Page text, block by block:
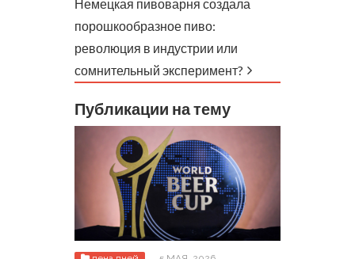
Немецкая пивоварня создала
порошкообразное пиво:
революция в индустрии или
сомнительный эксперимент?
Публикации на тему